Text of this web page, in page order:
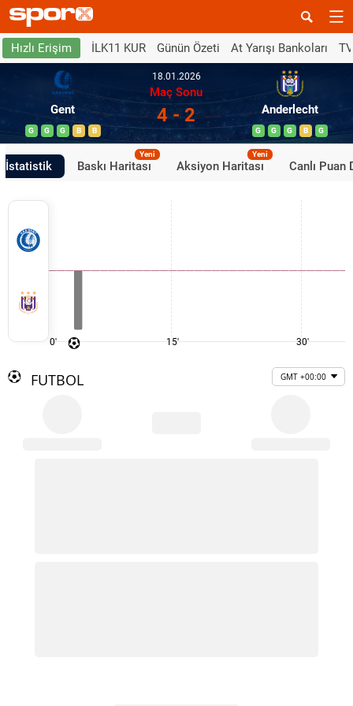
Hızlı Erişim İLK11 KUR Günün Özeti At Yarışı Bankoları
Gent
G G G B B
18.01.2026
Maç Sonu
4 - 2 Anderlecht
G G G B G
İstatistik Baskı Haritası
Yeni
Aksiyon Haritası
Yeni
Canlı Puan
0' 15' 30'
FUTBOL GMT +00:00